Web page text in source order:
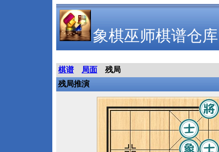
象棋巫师棋谱仓库
棋谱 局面
残局
残局推演